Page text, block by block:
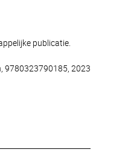
publicatie.
9780323790185, 2023